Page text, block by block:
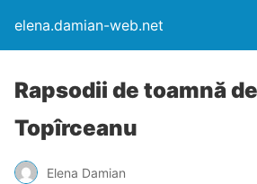
elena.damian-web.net
Rapsodii de toamnă
Topîrceanu
Elena Damian